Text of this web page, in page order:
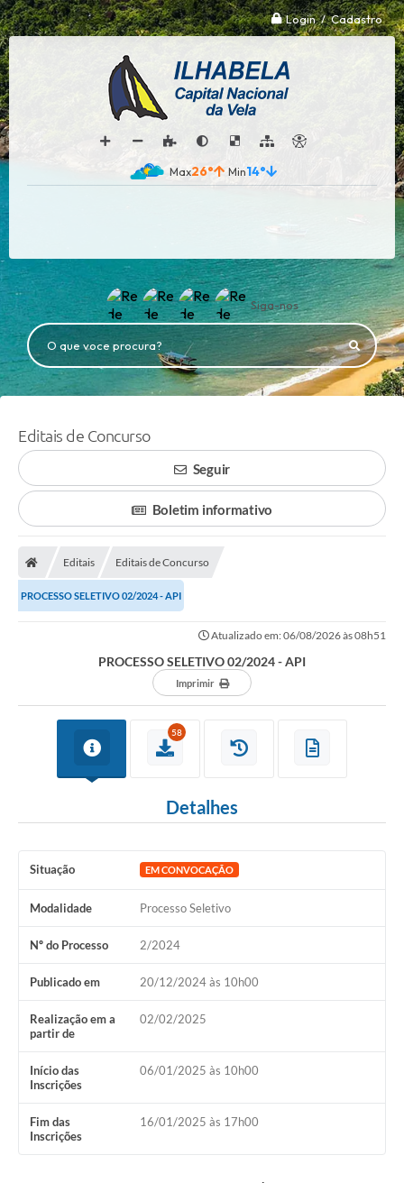
Login / Cadastro
26° 14°
Siga-nos
O que voce procura?
Editais de Concurso
Seguir
Boletim informativo
Editais Editais de Concurso
PROCESSO SELETIVO 02/2024 - API
Atualizado em: 06/08/2026 às 08h51
PROCESSO SELETIVO 02/2024 - API
Imprimir
58
Detalhes
Situação EM CONVOCAÇÃO
Modalidade Processo Seletivo
Nº do Processo 2/2024
Publicado em 20/12/2024 às 10h00
Realização em a
partir de
02/02/2025
Início das
Inscrições
06/01/2025 às 10h00
Fim das
Inscrições
16/01/2025 às 17h00